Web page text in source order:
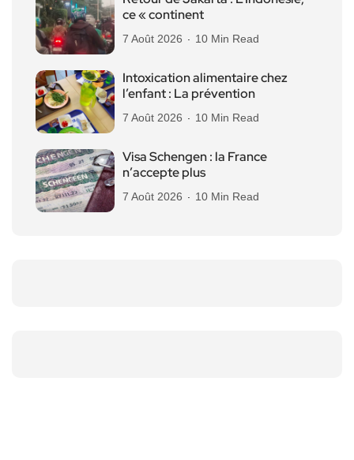
ce « continent
7 Août 2026 10 Min Read
Intoxication alimentaire chez
l’enfant : La prévention
7 Août 2026 10 Min Read
Visa Schengen : la France
n’accepte plus
7 Août 2026 10 Min Read